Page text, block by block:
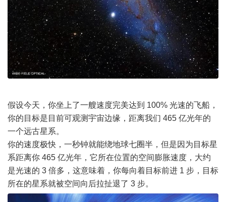
假设今天，你坐上了一艘速度完美达到 100% 光速的飞船，
你的目标是目前可观测宇宙边缘，距离我们 465 亿光年的
一个远古星系。
你的速度极快，一秒钟就能绕地球七圈半，但是因为目标星
系距离你 465 亿光年，它所在位置的空间膨胀速度，大约
是光速的 3 倍多，这意味着，你每向着目标前进 1 步，目标
所在的星系就被空间向后拉扯退了 3 步。